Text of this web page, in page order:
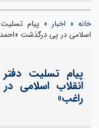
خانه » اخبار » پیام
اسلامی در پی درگذشت
پیام تسلیت
انقلاب اسلامی
راغب»